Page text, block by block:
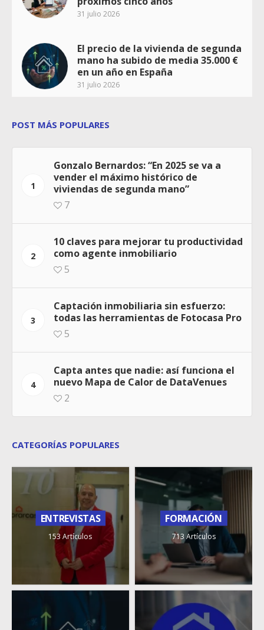
31 julio 2026
El precio de la vivienda de segunda
mano ha subido de media 35.000 €
en un año en España
31 julio 2026
POST MÁS POPULARES
1
Gonzalo Bernardos: “En 2025 se va a
vender el máximo histórico de
viviendas de segunda mano”
7
2
10 claves para mejorar tu productividad
como agente inmobiliario
5
3
Captación inmobiliaria sin esfuerzo:
todas las herramientas de Fotocasa Pro
5
4
Capta antes que nadie: así funciona el
nuevo Mapa de Calor de DataVenues
2
CATEGORÍAS POPULARES
ENTREVISTAS
153 Artículos
FORMACIÓN
713 Artículos